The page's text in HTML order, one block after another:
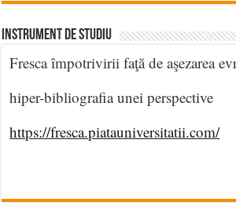
INSTRUMENT DE STUDIU
Fresca împotrivirii faţă de aşezarea
hiper-bibliografia unei perspective
https://fresca.piatauniversitatii.com/